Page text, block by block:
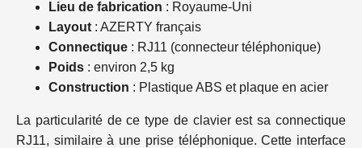
Lieu de fabrication : Royaume-Uni
Layout : AZERTY français
Connectique : RJ11 (connecteur téléphonique)
Poids : environ 2,5 kg
Construction : Plastique ABS et plaque en acier
La particularité de ce type de clavier est sa connectique
RJ11, similaire à une prise téléphonique. Cette interface